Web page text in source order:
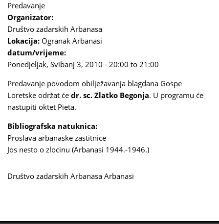
Predavanje
Organizator:
Društvo zadarskih Arbanasa
Lokacija: Ogranak Arbanasi
datum/vrijeme:
Ponedjeljak, Svibanj 3, 2010 - 20:00 to 21:00
Predavanje povodom obilježavanja blagdana Gospe
Loretske održat će dr. sc. Zlatko Begonja. U programu će
nastupiti oktet Pieta.
Bibliografska natuknica:
Proslava arbanaske zastitnice
Jos nesto o zlocinu (Arbanasi 1944.-1946.)
Društvo zadarskih Arbanasa Arbanasi